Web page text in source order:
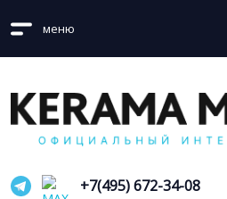
меню
+7(495) 672-34-08